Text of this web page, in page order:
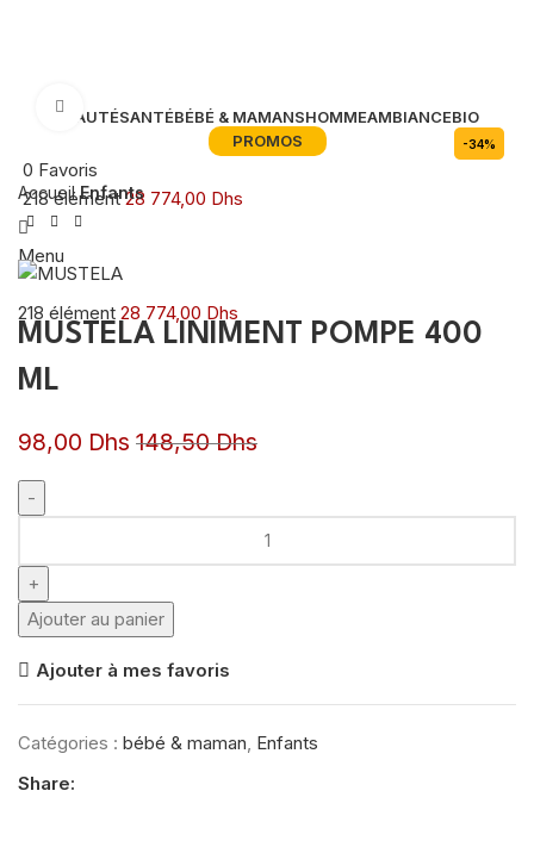
BEAUTÉSANTÉBÉBÉ & MAMANSHOMMEAMBIANCEBIO
PROMOS
0 Favoris
218élément 28 774,00 Dhs
Menu
218 élément 28 774,00 Dhs
-34%
Agrandir
AccueilEnfants
MUSTELA LINIMENT POMPE 400
ML
98,00 Dhs 148,50Dhs
MUSTELA
LINIMENT
POMPE
400
ML
Ajouter au panier
Ajouter à mes favoris
Catégories : bébé & maman, Enfants
Share: